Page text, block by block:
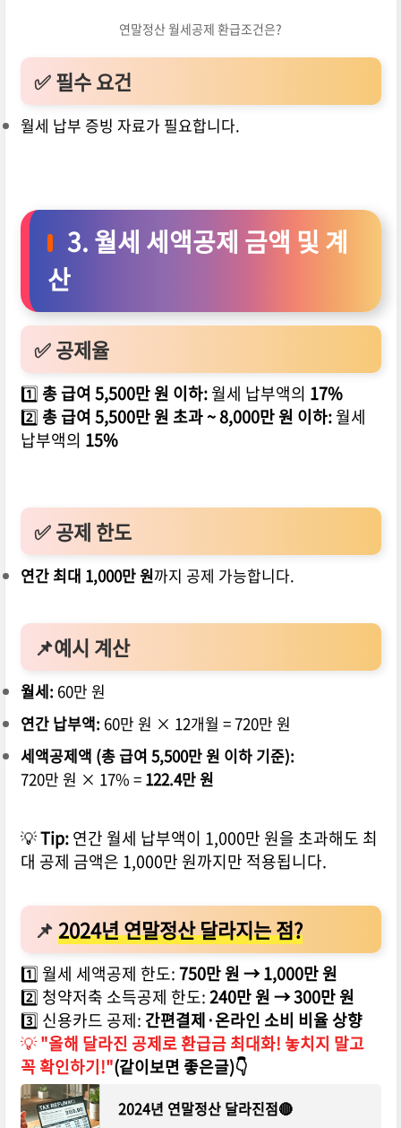
연말정산 월세공제 환급조건은?
✅ 필수 요건
월세 납부 증빙 자료가 필요합니다.
3. 월세 세액공제 금액 및 계
산
✅ 공제율
1️⃣ 총 급여 5,500만 원 이하:월세 납부액의 17%
2️⃣ 총 급여 5,500만 원 초과 ~ 8,000만 원 이하:월세
납부액의 15%
✅ 공제 한도
연간 최대 1,000만 원까지 공제 가능합니다.
📌예시 계산
월세: 60만 원
연간 납부액: 60만 원 × 12개월 = 720만 원
세액공제액 (총 급여 5,500만 원 이하 기준):
720만 원 × 17% = 122.4만 원
💡Tip:연간 월세 납부액이 1,000만 원을 초과해도 최
대 공제 금액은 1,000만 원까지만 적용됩니다.
📌2024년 연말정산 달라지는 점?
1️⃣ 월세 세액공제 한도:750만 원 → 1,000만 원
2️⃣ 청약저축 소득공제 한도:240만 원 → 300만 원
3️⃣ 신용카드 공제: 간편결제·온라인 소비 비율 상향
💡"올해 달라진 공제로 환급금 최대화! 놓치지 말고
꼭 확인하기!"(같이보면 좋은글)👇
2024년 연말정산 달라진점🔴